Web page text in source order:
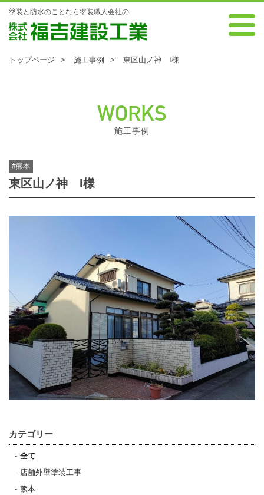
塗装と防水のことなら塗装職人会社の
0120-88-7343 受付時間 8:00～18:00 年中無休
トップページ 施工事例 東区山ノ神 I様
WORKS
施工事例
#熊本
東区山ノ神 I様
カテゴリー
全て
店舗外壁塗装工事
熊本